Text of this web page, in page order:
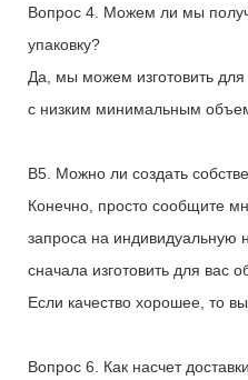
Вопрос 4. Можем ли мы
упаковку?
Да, мы можем изготовить
с низким минимальным
В5. Можно ли создать
Конечно, просто сообщите
запроса на индивидуальную
сначала изготовить для вас
Если качество хорошее, то
Вопрос 6. Как насчет